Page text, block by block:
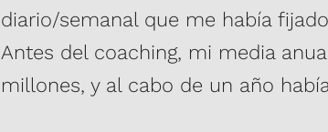
diario/semanal que me había
Antes del coaching, mi media
millones, y al cabo de un año